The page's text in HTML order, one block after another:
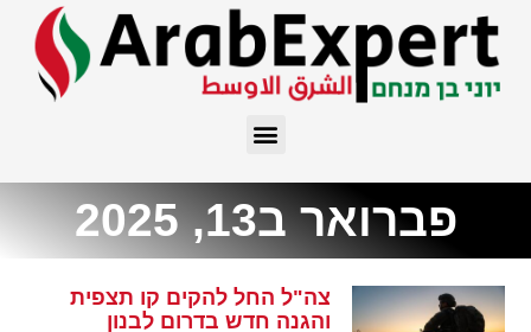
פברואר ב13, 2025
צה"ל החל להקים קו תצפית
והגנה חדש בדרום לבנון